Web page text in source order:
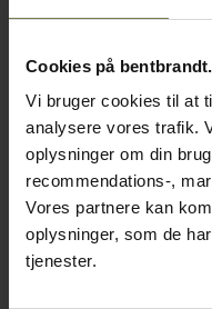
Cookies på
Vi bruger cookies til at
analysere vores trafik.
oplysninger om din
recommendations-,
Vores partnere kan
oplysninger, som de
tjenester.